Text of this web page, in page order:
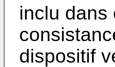
inclu dans
dispositif